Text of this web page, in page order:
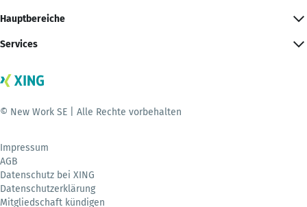
Hauptbereiche
Services
© New Work SE | Alle Rechte vorbehalten
Impressum
AGB
Datenschutz bei XING
Datenschutzerklärung
Mitgliedschaft kündigen